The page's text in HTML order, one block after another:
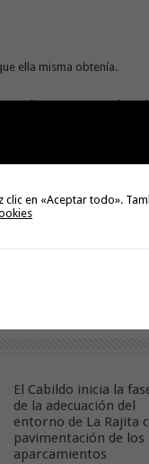
ella misma obtenía.
más contenta por el
El Cabildo inicia la
de la adecuación del
entorno de La Rajita
pavimentación de los
aparcamientos
clic en «Aceptar todo».